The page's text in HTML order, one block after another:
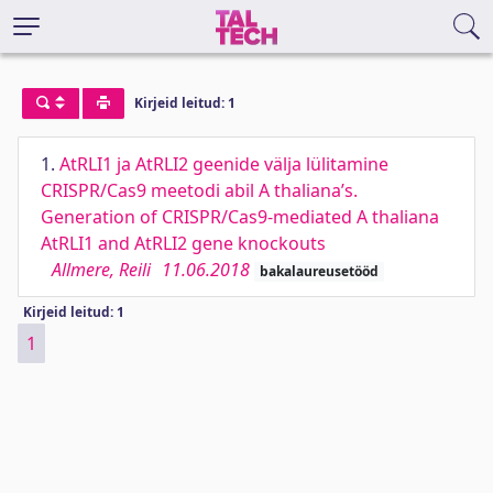
Kirjeid leitud: 1
1. AtRLI1 ja AtRLI2 geenide välja lülitamine
CRISPR/Cas9 meetodi abil A thaliana’s.
Generation of CRISPR/Cas9-mediated A thaliana
AtRLI1 and AtRLI2 gene knockouts
Allmere, Reili 11.06.2018 bakalaureusetööd
Kirjeid leitud: 1
1